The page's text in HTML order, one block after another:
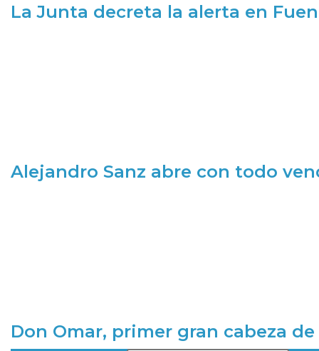
La Junta decreta la alerta en
Alejandro Sanz abre con todo
Don Omar, primer gran cabeza